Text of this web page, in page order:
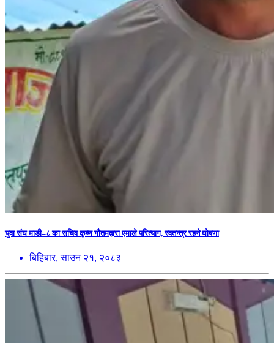
युवा संघ माडी–८ का सचिव कृष्ण गौतमद्वारा एमाले परित्याग, स्वतन्त्र रहने घोषणा
बिहिबार, साउन २१, २०८३